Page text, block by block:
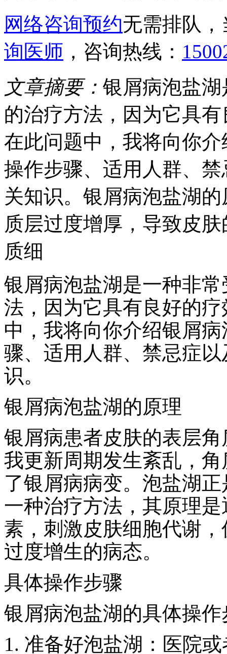
网络咨询预约无需排队
询医师 ，咨询热线：
文章摘要： 银屑病泡盐
的治疗方法，因为它具
在此问题中，我将向你
操作步骤、适用人群、
关知识。银屑病泡盐湖
质层过度增厚，导致皮
质细
银屑病泡盐湖是一种非
法，因为它具有良好的
中，我将向你介绍银屑
骤、适用人群、禁忌症
识。
银屑病泡盐湖的原理
银屑病患者皮肤的表层
我更新周期发生紊乱，
了银屑病病变。泡盐湖
一种治疗方法，其原理
素，刺激皮肤细胞代谢
过度增生的病态。
具体操作步骤
银屑病泡盐湖的具体操
1. 准备好泡盐湖：医院